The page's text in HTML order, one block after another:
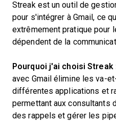
Streak est un outil de
pour s'intégrer à Gmail, ce
extrêmement pratique pour
dépendent de la
Pourquoi j'ai choisi Streak
avec Gmail élimine les va-
différentes applications et
permettant aux consultants
des rappels et gérer les